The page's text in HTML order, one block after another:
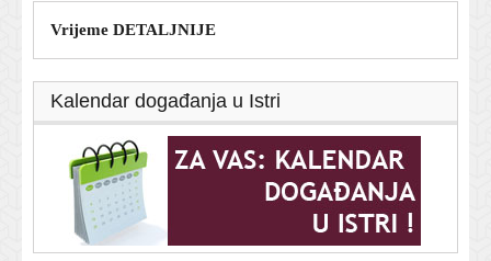
Vrijeme DETALJNIJE
Kalendar događanja u Istri